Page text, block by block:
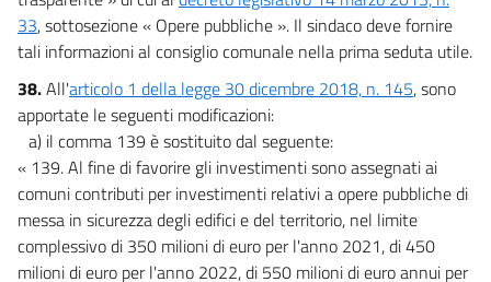
33, sottosezione « Opere pubbliche ». Il sindaco deve fornire
tali informazioni al consiglio comunale nella prima seduta utile.
38.All'articolo 1 della legge 30 dicembre 2018, n. 145, sono
apportate le seguenti modificazioni:
a) il comma 139 è sostituito dal seguente:
« 139. Al fine di favorire gli investimenti sono assegnati ai
comuni contributi per investimenti relativi a opere pubbliche di
messa in sicurezza degli edifici e del territorio, nel limite
complessivo di 350 milioni di euro per l'anno 2021, di 450
milioni di euro per l'anno 2022, di 550 milioni di euro annui per